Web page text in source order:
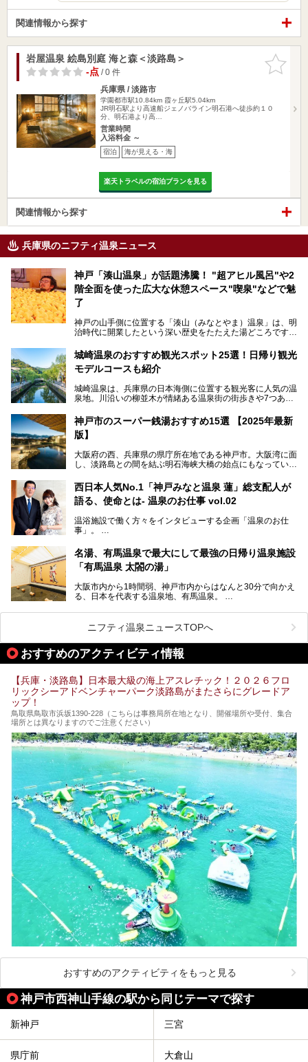
関連情報から探す
お気に入
りに追加
岩屋温泉 絵島別庭 海と森＜淡路島＞
-点/ 0 件
兵庫県 / 淡路市
学園都市駅10.84km 霞ヶ丘駅5.04km
JR明石駅より高速船ジェノバライン明石港へ徒歩約１０
分、明石港より高…
営業時間
入浴料金 ～
宿泊 海が見える・海
楽天トラベルの宿泊プランを見る
関連情報から探す
兵庫県のニフティ温泉ニュース
神戸「湊山温泉」が話題沸騰！ "超アヒル風呂"や2
階全面を使った広大な休憩スペース"喫泉"などで魅
了
神戸の山手側に位置する「湊山（みなとやま）温泉」は、明
治時代に開業したという深い歴史をたたえた湯どころです。
っぱいに浮かぶアヒルちゃん。さらに、ゆったりくつろげて
コワーキングも可能な休憩スペースも人気に。斬新な企画や
設備で人々をアッと驚かせる湊山温泉の魅力をリポートしま
城崎温泉のおすすめ観光スポット25選！日帰り観光
モデルコースも紹介
城崎温泉は、兵庫県の日本海側に位置する観光客に人気の温
泉地。川沿いの柳並木が情緒ある温泉街の街歩きや7つある
られています。鉄道の駅から温泉街が近く、歩いて回るのに
ちょうどよい規模で、日帰りでの訪問にもおすすめです。
の観光スポットをピックアップ。温泉やご当地グルメなどを
盛り込んだ日帰り観光モデルコースも紹介しているので、ぜ
神戸市のスーパー銭湯おすすめ15選 【2025年最新
版】
大阪府の西、兵庫県の県庁所在地である神戸市。大阪湾に面
し、淡路島との間を結ぶ明石海峡大橋の始点にもなっていま
華街をはじめ、きらびやかに発展したハーバーランドなど、
人気観光スポットもめじろ押しです。
そして、温泉好きの視点から見ると、神戸市といえば何とい
湯です。そのお湯をリーズナブルに体験できる健康ランドや
スーパー銭湯があったら……。今回はそんな希望に沿う施設
きます！
西日本人気No.1「神戸みなと温泉 蓮」総支配人が
語る、使命とは- 温泉のお仕事 vol.02
温浴施設で働く方々をインタビューする企画「温泉のお仕
事」。
ング西日本1位、2年連続「ベストオブ宿泊賞」に輝いた
「神戸みなと温泉 蓮」の魅力に迫りました！
名湯、有馬温泉で最大にして最強の日帰り温泉施設
「有馬温泉 太閤の湯」
大阪市内から1時間弱、神戸市内からはなんと30分で向かえ
る、日本を代表する温泉地、有馬温泉。
有名な「金泉」と「銀泉」に加え、人工のの炭酸泉まで楽し
める、ある意味「最強」ともいえる施設です。
今回は自慢のお湯をメインにその魅力の数々を紹介します！
ニフティ温泉ニュースTOPへ
おすすめのアクティビティ情報
【兵庫・淡路島】日本最大級の海上アスレチック！２０２６フロ
リックシーアドベンチャーパーク淡路島がまたさらにグレードア
ップ！
鳥取県鳥取市浜坂1390‐228（こちらは事務局所在地となり、開催場所や受付、集合
場所とは異なりますのでご注意ください）
おすすめのアクティビティをもっと見る
神戸市西神山手線の駅から同じテーマで探す
新神戸 三宮
県庁前 大倉山